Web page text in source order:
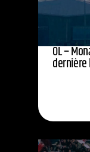
OL –